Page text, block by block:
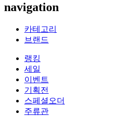
navigation
카테고리
브랜드
랭킹
세일
이벤트
기획전
스페셜오더
주류관